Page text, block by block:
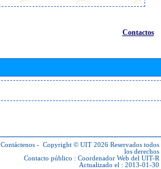
Contactos
Contáctenos - Copyright © UIT 2026 Reservados todos
los derechos
Contacto público : Coordenador Web del UIT-R
Actualizado el : 2013-01-30